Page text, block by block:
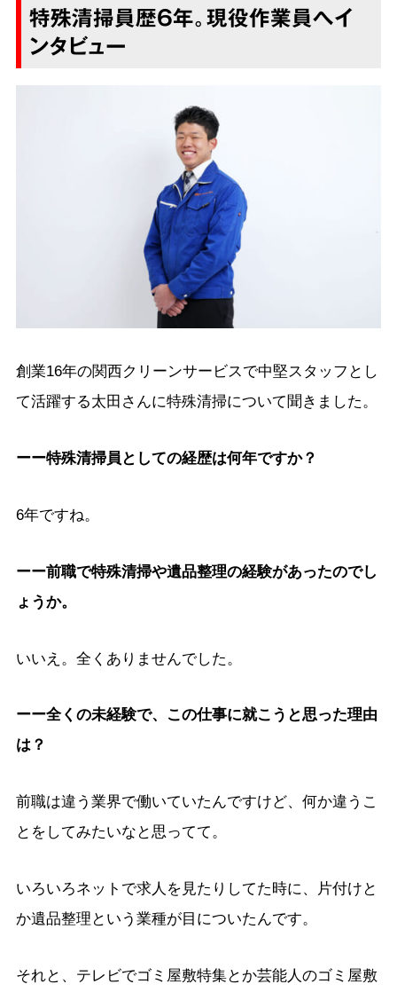
特殊清掃員歴6年。現役作業員へイ
ンタビュー
創業16年の関西クリーンサービスで中堅スタッフとし
て活躍する太田さんに特殊清掃について聞きました。
ーー特殊清掃員としての経歴は何年ですか？
6年ですね。
ーー前職で特殊清掃や遺品整理の経験があったのでし
ょうか。
いいえ。全くありませんでした。
ーー全くの未経験で、この仕事に就こうと思った理由
は？
前職は違う業界で働いていたんですけど、何か違うこ
とをしてみたいなと思ってて。
いろいろネットで求人を見たりしてた時に、片付けと
か遺品整理という業種が目についたんです。
それと、テレビでゴミ屋敷特集とか芸能人のゴミ屋敷